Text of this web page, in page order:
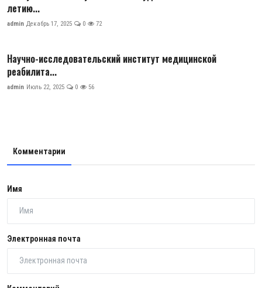
летию...
admin Декабрь 17, 2025 0 72
Научно-исследовательский институт медицинской
реабилита...
admin Июль 22, 2025 0 56
Комментарии
Имя
Электронная почта